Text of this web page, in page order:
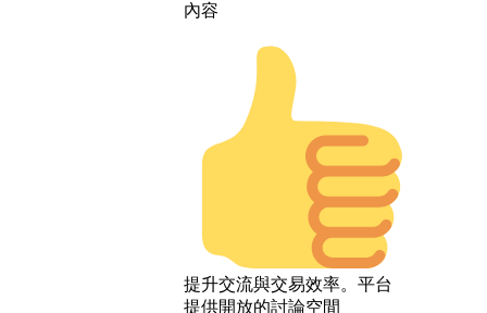
內容
提升交流與交易效率。平台
提供開放的討論空間